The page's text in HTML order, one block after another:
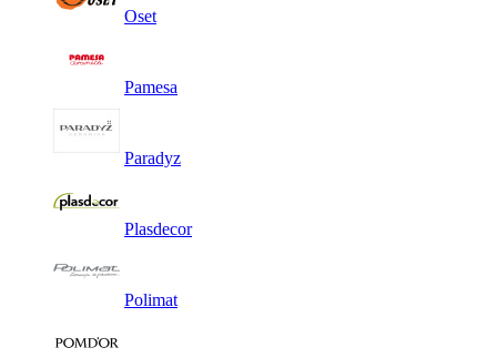
Oset
Pamesa
Paradyz
Plasdecor
Polimat